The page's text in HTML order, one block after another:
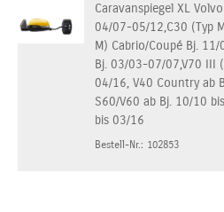
Caravanspiegel XL
04/07-05/12,C30 (Typ
M) Cabrio/Coupé Bj.
Bj. 03/03-07/07,V70 III
04/16, V40 Country ab
S60/V60 ab Bj. 10/10
bis 03/16
Bestell-Nr.: 102853